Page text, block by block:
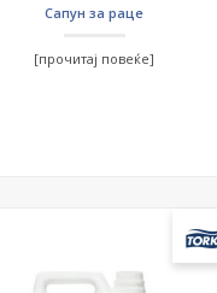
Сапун за раце
[прочитај повеќе]